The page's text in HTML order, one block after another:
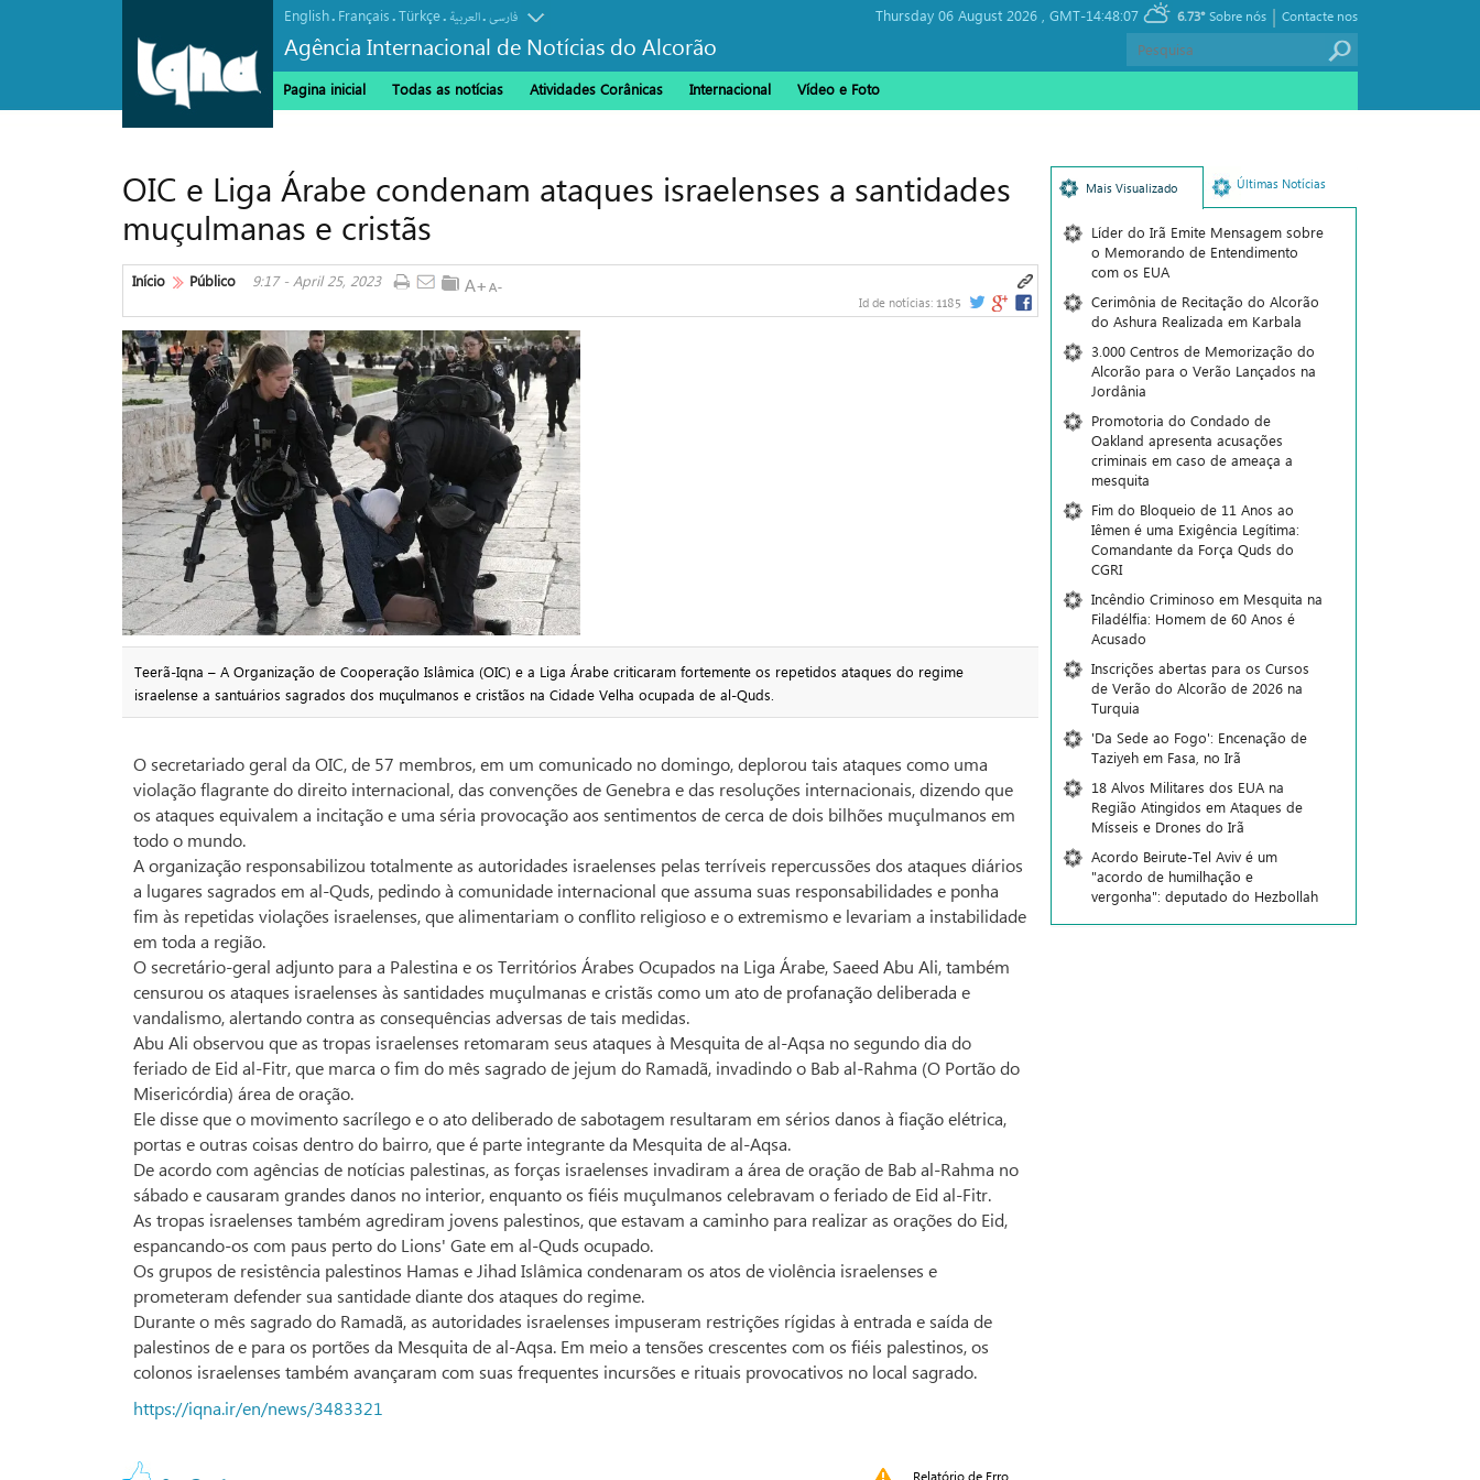
English. Français.Türkçe. العربیة.فارسی
Agência Internacional de Notícias do Alcorão
Thursday 06 August 2026 , GMT-14:48:07 6.73° Contacte nos
|
Sobre nós
Pagina inicial Todas as notícias Atividades Corânicas Internacional Vídeo e Foto
OIC e Liga Árabe condenam ataques israelenses a santidades
muçulmanas e cristãs
Início Público 9:17 - April 25, 2023
Id de notícias: 1185
Teerã-Iqna – A Organização de Cooperação Islâmica (OIC) e a Liga Árabe criticaram fortemente os repetidos ataques do regime
israelense a santuários sagrados dos muçulmanos e cristãos na Cidade Velha ocupada de al-Quds.
O secretariado geral da OIC, de 57 membros, em um comunicado no domingo, deplorou tais ataques como uma
violação flagrante do direito internacional, das convenções de Genebra e das resoluções internacionais, dizendo que
os ataques equivalem a incitação e uma séria provocação aos sentimentos de cerca de dois bilhões muçulmanos em
todo o mundo.
A organização responsabilizou totalmente as autoridades israelenses pelas terríveis repercussões dos ataques diários
a lugares sagrados em al-Quds, pedindo à comunidade internacional que assuma suas responsabilidades e ponha
fim às repetidas violações israelenses, que alimentariam o conflito religioso e o extremismo e levariam a instabilidade
em toda a região.
O secretário-geral adjunto para a Palestina e os Territórios Árabes Ocupados na Liga Árabe, Saeed Abu Ali, também
censurou os ataques israelenses às santidades muçulmanas e cristãs como um ato de profanação deliberada e
vandalismo, alertando contra as consequências adversas de tais medidas.
Abu Ali observou que as tropas israelenses retomaram seus ataques à Mesquita de al-Aqsa no segundo dia do
feriado de Eid al-Fitr, que marca o fim do mês sagrado de jejum do Ramadã, invadindo o Bab al-Rahma (O Portão do
Misericórdia) área de oração.
Ele disse que o movimento sacrílego e o ato deliberado de sabotagem resultaram em sérios danos à fiação elétrica,
portas e outras coisas dentro do bairro, que é parte integrante da Mesquita de al-Aqsa.
De acordo com agências de notícias palestinas, as forças israelenses invadiram a área de oração de Bab al-Rahma no
sábado e causaram grandes danos no interior, enquanto os fiéis muçulmanos celebravam o feriado de Eid al-Fitr.
As tropas israelenses também agrediram jovens palestinos, que estavam a caminho para realizar as orações do Eid,
espancando-os com paus perto do Lions' Gate em al-Quds ocupado.
Os grupos de resistência palestinos Hamas e Jihad Islâmica condenaram os atos de violência israelenses e
prometeram defender sua santidade diante dos ataques do regime.
Durante o mês sagrado do Ramadã, as autoridades israelenses impuseram restrições rígidas à entrada e saída de
palestinos de e para os portões da Mesquita de al-Aqsa. Em meio a tensões crescentes com os fiéis palestinos, os
colonos israelenses também avançaram com suas frequentes incursões e rituais provocativos no local sagrado.
https://iqna.ir/en/news/3483321
Relatório de Erro
Mais Visualizado Últimas Notícias
Líder do Irã Emite Mensagem sobre
o Memorando de Entendimento
com os EUA
Cerimônia de Recitação do Alcorão
do Ashura Realizada em Karbala
3.000 Centros de Memorização do
Alcorão para o Verão Lançados na
Jordânia
Promotoria do Condado de
Oakland apresenta acusações
criminais em caso de ameaça a
mesquita
Fim do Bloqueio de 11 Anos ao
Iêmen é uma Exigência Legítima:
Comandante da Força Quds do
CGRI
Incêndio Criminoso em Mesquita na
Filadélfia: Homem de 60 Anos é
Acusado
Inscrições abertas para os Cursos
de Verão do Alcorão de 2026 na
Turquia
'Da Sede ao Fogo': Encenação de
Taziyeh em Fasa, no Irã
18 Alvos Militares dos EUA na
Região Atingidos em Ataques de
Mísseis e Drones do Irã
Acordo Beirute-Tel Aviv é um
"acordo de humilhação e
vergonha": deputado do Hezbollah